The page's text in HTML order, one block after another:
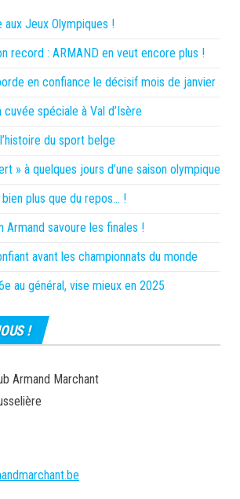
Jeux Olympiques !
record : ARMAND en veut encore plus !
en confiance le décisif mois de janvier
spéciale à Val d’Isère
du sport belge
» à quelques jours d’une saison olympique
plus que du repos… !
Armand savoure les finales !
avant les championnats du monde
au général, vise mieux en 2025
!
Armand Marchant